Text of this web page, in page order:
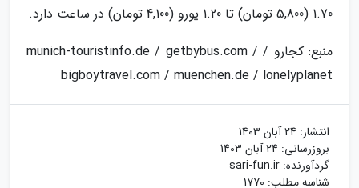
1.70 (5,800 تومان) تا 1.20 یورو (4,100 تومان) در ساعت دارد.
منبع: کجارو / munich-touristinfo.de / getbybus.com /
bigboytravel.com / muenchen.de / lonelyplanet
انتشار: 24 آبان 1403
بروزرسانی: 24 آبان 1403
گردآورنده: sari-fun.ir
شناسه مطلب: 1770